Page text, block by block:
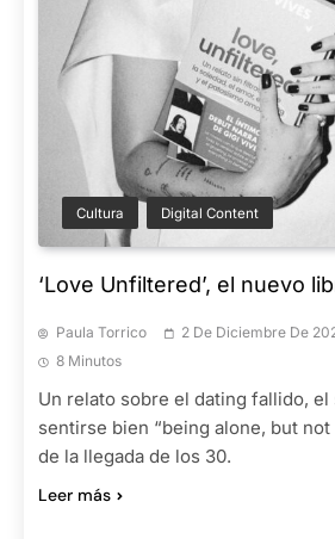
Cultura Digital Content
‘Love Unfiltered’, el nuevo
Paula Torrico 2 De Diciembre De
8 Minutos
Un relato sobre el dating fallido,
sentirse bien “being alone, but
de la llegada de los 30.
Leer más